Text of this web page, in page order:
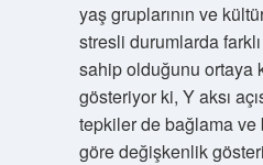
yaş gruplarının ve
stresli durumlarda
sahip olduğunu ortaya
gösteriyor ki, Y aksı
tepkiler de bağlama
göre değişkenlik